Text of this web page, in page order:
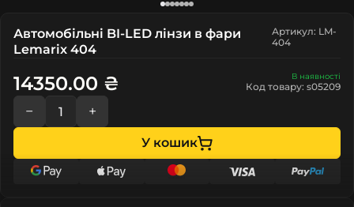
Автомобільні BI-LED лінзи в фари
Lemarix 404
Артикул: LM-
404
В наявності
Код товару: s05209
14350.00 ₴
− +
У кошик